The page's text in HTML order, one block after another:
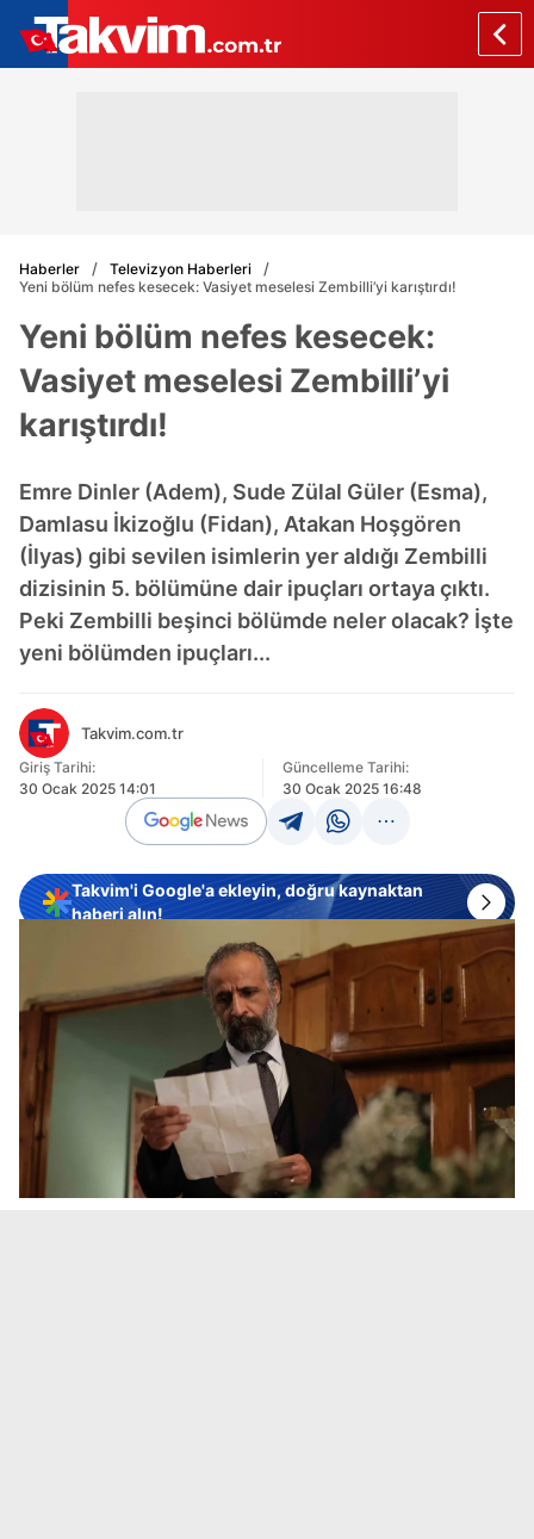
Haberler
Televizyon Haberleri
Yeni bölüm nefes kesecek: Vasiyet meselesi Zembilli’yi karıştırdı!
Yeni bölüm nefes kesecek:
Vasiyet meselesi Zembilli’yi
karıştırdı!
Emre Dinler (Adem), Sude Zülal Güler (Esma),
Damlasu İkizoğlu (Fidan), Atakan Hoşgören
(İlyas) gibi sevilen isimlerin yer aldığı Zembilli
dizisinin 5. bölümüne dair ipuçları ortaya çıktı.
Peki Zembilli beşinci bölümde neler olacak? İşte
yeni bölümden ipuçları...
Takvim.com.tr
Giriş Tarihi:
30 Ocak 2025 14:01
Güncelleme Tarihi:
30 Ocak 2025 16:48
Takvim'i Google'a ekleyin, doğru kaynaktan
haberi alın!